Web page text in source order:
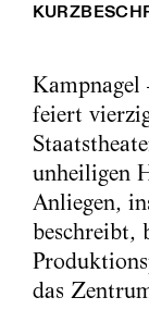
feiert
unheiligen
Anliegen,
beschreibt,
das